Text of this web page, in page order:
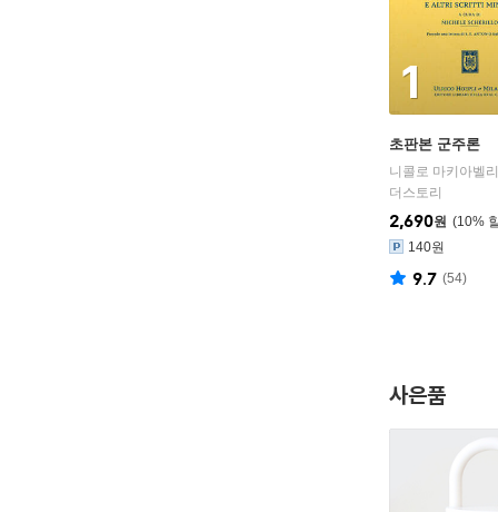
1
초판본 군주론
더스토리
10%
2,690원
140원
9.7 (54)
사은품